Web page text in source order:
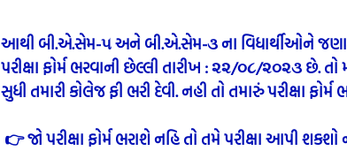
આથી બી.એ.સેમ-૫ અને બી.એ.સેમ-૩ ના વિધાર્થીઓને
પરીક્ષા ફોર્મ ભરવાની છેલ્લી તારીખ : ૨૨/૦૮/૨૦૨૩ છે.
સુધી તમારી કોલેજ ફી ભરી દેવી. નહી તો તમારું પરીક્ષા
👉 જો પરીક્ષા ફોર્મ ભરાશે નહિ તો તમે પરીક્ષા આપી